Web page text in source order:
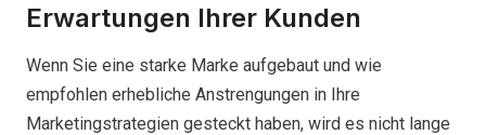
Erwartungen Ihrer Kunden
Wenn Sie eine starke Marke aufgebaut und wie
empfohlen erhebliche Anstrengungen in Ihre
Marketingstrategien gesteckt haben, wird es nicht lange